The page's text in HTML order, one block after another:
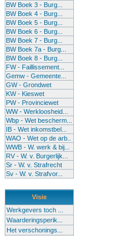
BW Boek 3 - Burg...
BW Boek 4 - Burg...
BW Boek 5 - Burg...
BW Boek 6 - Burg...
BW Boek 7 - Burg...
BW Boek 7a - Burg...
BW Boek 8 - Burg...
FW - Faillissement...
Gemw - Gemeente...
GW - Grondwet
KW - Kieswet
PW - Provinciewet
WW - Werkloosheid...
Wbp - Wet bescherm...
IB - Wet inkomstbel...
WAO - Wet op de arb..
WWB - W. werk & bij...
RV - W. v. Burgerlijk...
Sr - W. v. Strafrecht
Sv - W. v. Strafvor...
Visie
Werkgevers toch ...
Waarderingsperik...
Het verschonings...